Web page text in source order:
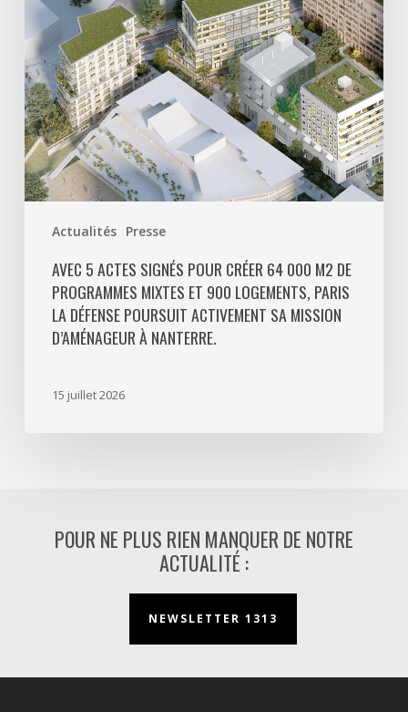
Actualités Presse
000
m2
de
programmes
mixtes
et
900
logements,
Défense
poursuit
activement
AVEC 5 ACTES SIGNÉS POUR CRÉER 64 000 M2 DE
PROGRAMMES MIXTES ET 900 LOGEMENTS, PARIS
LA DÉFENSE POURSUIT ACTIVEMENT SA MISSION
D’AMÉNAGEUR À NANTERRE.
15 juillet 2026
POUR NE PLUS RIEN MANQUER DE NOTRE
ACTUALITÉ :
NEWSLETTER 1313